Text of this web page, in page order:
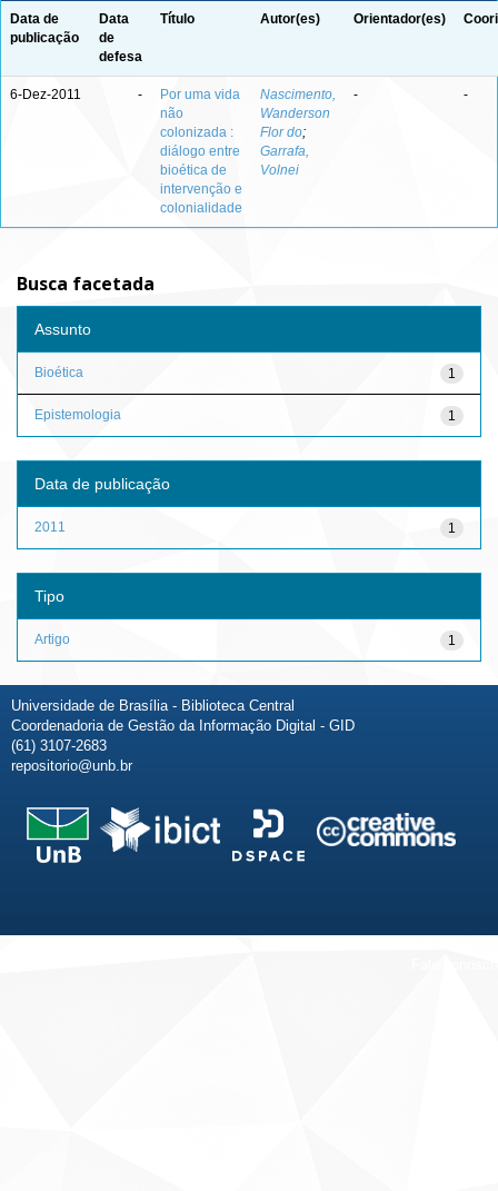
Data de
publicação
Data
de
defesa
Título Autor(es) Orientador(es)
6-Dez-2011 -
Por uma vida
não
colonizada :
diálogo entre
bioética de
intervenção e
colonialidade
Nascimento,
Wanderson
Flor do;
Garrafa,
Volnei
- -
Busca facetada
Assunto
1
Bioética
1
Epistemologia
Data de publicação
1
2011
Tipo
1
Artigo
Universidade de Brasília - Biblioteca Central
Coordenadoria de Gestão da Informação Digital - GID
(61) 3107-2683
repositorio@unb.br